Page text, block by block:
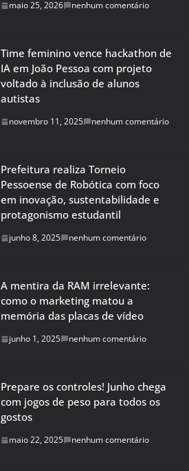
maio 25, 2026 nenhum comentário
Time feminino vence hackathon de
IA em João Pessoa com projeto
voltado à inclusão de alunos
autistas
novembro 11, 2025 nenhum comentário
Prefeitura realiza Torneio
Pessoense de Robótica com foco
em inovação, sustentabilidade e
protagonismo estudantil
junho 8, 2025 nenhum comentário
A mentira da RAM irrelevante:
como o marketing matou a
memória das placas de vídeo
junho 1, 2025 nenhum comentário
Prepare os controles! Junho chega
com jogos de peso para todos os
gostos
maio 22, 2025 nenhum comentário